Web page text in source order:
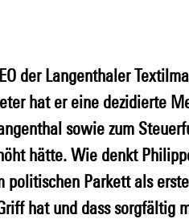
der Langenthaler
hat er eine dezidierte
sowie zum
hätte. Wie denkt
politischen Parkett als
hat und dass sorgfältig